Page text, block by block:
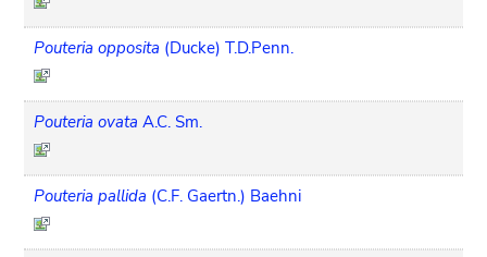
Pouteria opposita (Ducke) T.D.Penn.
Pouteria ovata A.C. Sm.
Pouteria pallida (C.F. Gaertn.) Baehni